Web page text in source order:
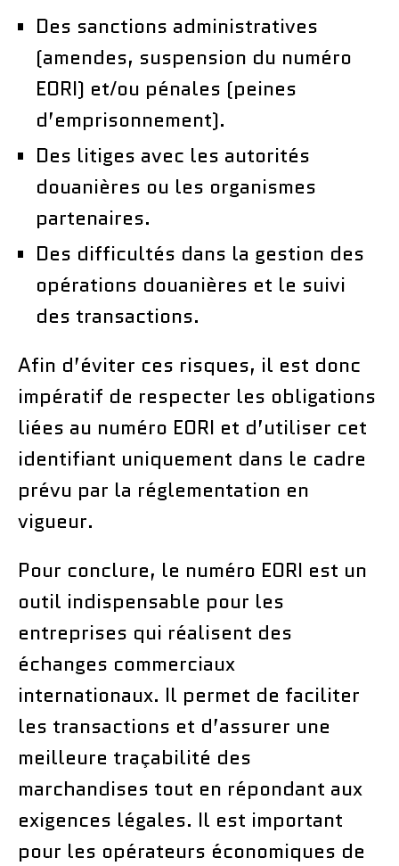
Des sanctions administratives
(amendes, suspension du numéro
EORI) et/ou pénales (peines
d’emprisonnement).
Des litiges avec les autorités
douanières ou les organismes
partenaires.
Des difficultés dans la gestion des
opérations douanières et le suivi
des transactions.
Afin d’éviter ces risques, il est donc
impératif de respecter les obligations
liées au numéro EORI et d’utiliser cet
identifiant uniquement dans le cadre
prévu par la réglementation en
vigueur.
Pour conclure, le numéro EORI est un
outil indispensable pour les
entreprises qui réalisent des
échanges commerciaux
internationaux. Il permet de faciliter
les transactions et d’assurer une
meilleure traçabilité des
marchandises tout en répondant aux
exigences légales. Il est important
pour les opérateurs économiques de